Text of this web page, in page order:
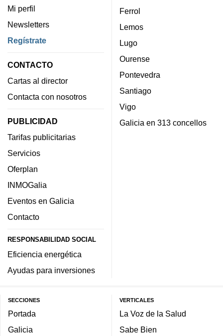
Mi perfil
Newsletters
Regístrate
CONTACTO
Cartas al director
Contacta con nosotros
PUBLICIDAD
Tarifas publicitarias
Servicios
Oferplan
INMOGalia
Eventos en Galicia
Contacto
RESPONSABILIDAD SOCIAL
Eficiencia energética
Ayudas para inversiones
Ferrol
Lemos
Lugo
Ourense
Pontevedra
Santiago
Vigo
Galicia en 313 concellos
SECCIONES
Portada
Galicia
VERTICALES
La Voz de la Salud
Sabe Bien